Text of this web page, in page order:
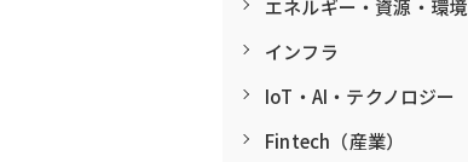
エネルギー・資源・環境
インフラ
IoT・AI・テクノロジー
Fintech（産業）